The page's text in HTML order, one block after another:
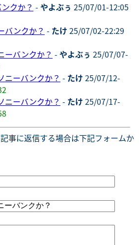
クか？ - やよぶぅ 25/07/01-12:05
バンクか？ - たけ 25/07/02-22:29
ーバンクか？ - やよぶぅ 25/07/07-
ニーバンクか？ - たけ 25/07/12-
ニーバンクか？ - たけ 25/07/17-
記事に返信する場合は下記フォームか